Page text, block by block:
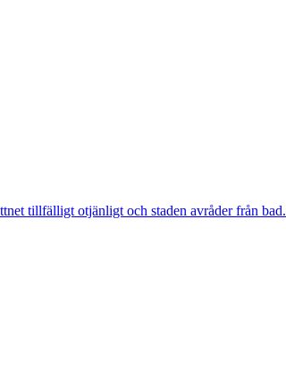
tillfälligt otjänligt och staden avråder från bad.